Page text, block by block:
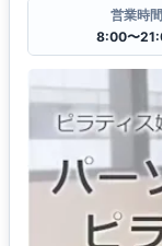
営業時間
8:00〜